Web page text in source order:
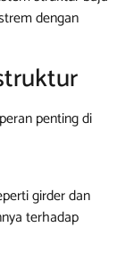
dengan
penting di
girder dan
terhadap